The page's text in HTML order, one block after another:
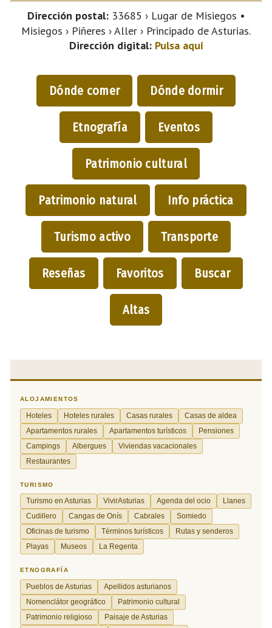
Dirección postal:33685 › Lugar de Misiegos •
Misiegos › Piñeres › Aller › Principado de Asturias.
Dirección digital: Pulsa aquí
Dónde comer Dónde dormir
Etnografía Eventos
Patrimonio cultural
Patrimonio natural Info práctica
Turismo activo Transporte
Reseñas Favoritos Buscar
Altas